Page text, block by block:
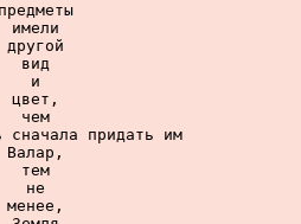
предметы
имели
другой
вид
и
цвет,
чем
сначала придать им
Валар,
тем
не
менее,